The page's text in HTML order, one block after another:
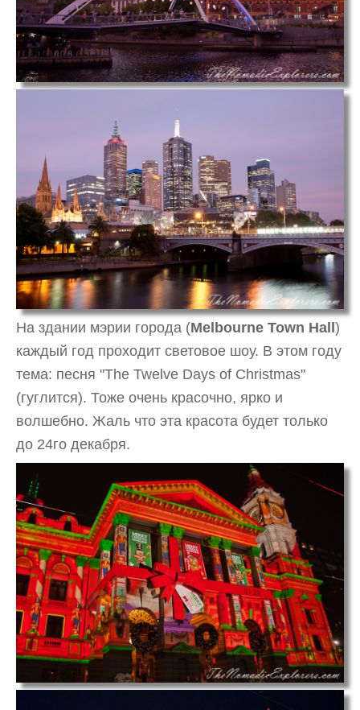
На здании мэрии города (Melbourne Town Hall)
каждый год проходит световое шоу. В этом году
тема: песня "The Twelve Days of Christmas"
(гуглится). Тоже очень красочно, ярко и
волшебно. Жаль что эта красота будет только
до 24го декабря.